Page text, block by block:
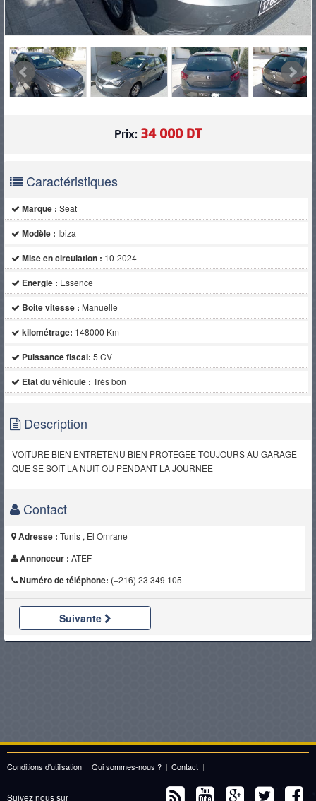
Prix: 34 000 DT
Caractéristiques
Marque : Seat
Modèle : Ibiza
Mise en circulation : 10-2024
Energie : Essence
Boite vitesse : Manuelle
kilométrage: 148000 Km
Puissance fiscal: 5 CV
Etat du véhicule : Très bon
Description
VOITURE BIEN ENTRETENU BIEN PROTEGEE TOUJOURS AU GARAGE
QUE SE SOIT LA NUIT OU PENDANT LA JOURNEE
Contact
Adresse : Tunis , El Omrane
Annonceur : ATEF
Numéro de téléphone: (+216) 23 349 105
Suivante
Conditions d'utilisation | Qui sommes-nous ? | Contact |
Suivez nous sur